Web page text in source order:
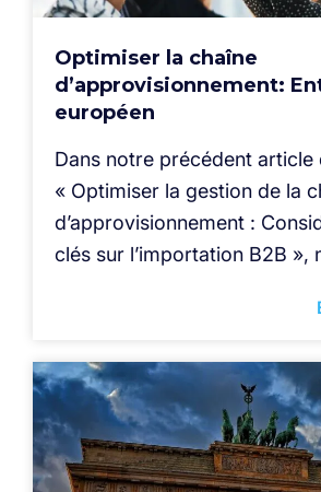
Optimiser la chaîne
d’approvisionnement:
européen
Dans notre précédent article
« Optimiser la gestion de la
d’approvisionnement :
clés sur l’importation B2B »,